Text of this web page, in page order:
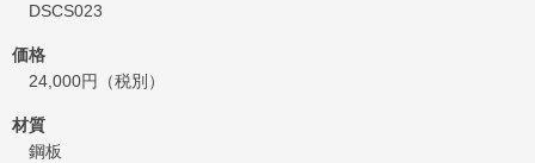
DSCS023
価格
24,000円（税別）
材質
鋼板